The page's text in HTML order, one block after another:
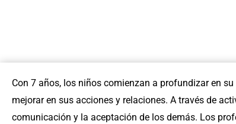
Con 7 años, los niños comienzan a profundizar en
mejorar en sus acciones y relaciones. A través de
comunicación y la aceptación de los demás. Los